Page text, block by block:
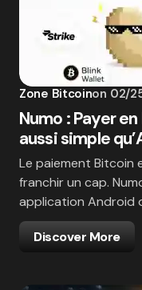
Zone Bitcoinon 02/
Numo : Payer
aussi simple
Le paiement Bitcoin
franchir un cap.
application Android
Discover More